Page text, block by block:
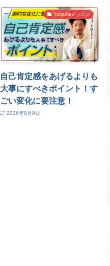
Youtubeレッスン
自己肯定感をあげるよりも
大事にすべきポイント！す
ごい変化に要注意！
2026年8月9日